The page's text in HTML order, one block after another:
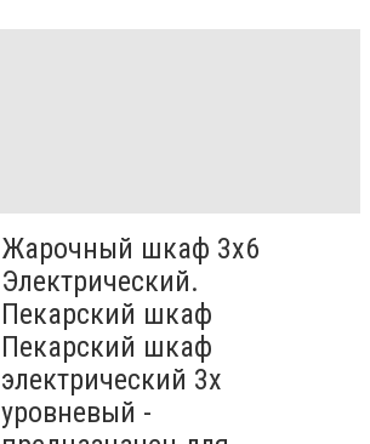
Жарочный шкаф 3х6
Электрический.
Пекарский шкаф
Пекарский шкаф
электрический 3х
уровневый -